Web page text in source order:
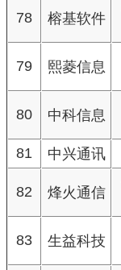
78 榕基软件
79 熙菱信息
80 中科信息
81 中兴通讯
82 烽火通信
83 生益科技